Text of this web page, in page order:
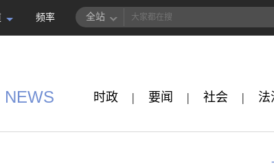
频率 全站
NEWS 时政 | 要闻 | 社会 | 法